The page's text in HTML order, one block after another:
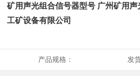
矿用声光组合信号器型号 广州矿用
工矿设备有限公司
产品规格： 发